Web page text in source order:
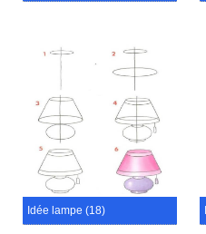
Idée lampe (18)